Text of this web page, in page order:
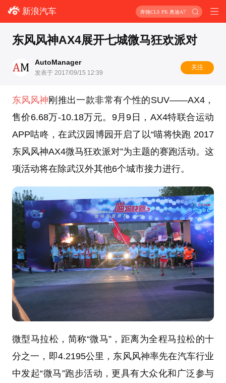
新浪汽车 奔驰CLS PK 奥迪A7
东风风神AX4展开七城微马狂欢派对
AutoManager
发表于 2017/09/15 12:39
关注
东风风神刚推出一款非常有个性的SUV——AX4，
售价6.68万-10.18万元。9月9日，AX4特联合运动
APP咕咚，在武汉园博园开启了以“喵将快跑 2017
东风风神AX4微马狂欢派对”为主题的赛跑活动。这
项活动将在除武汉外其他6个城市接力进行。
微型马拉松，简称“微马”，距离为全程马拉松的十
分之一，即4.2195公里，东风风神率先在汽车行业
中发起“微马”跑步活动，更具有大众化和广泛参与